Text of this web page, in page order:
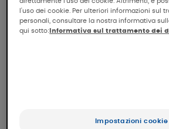
l'uso dei cookie. Per ulteriori informazioni sul
personali, consultare la nostra informativa
qui sotto: Informativa sul trattamento dei
Impostazioni cookie